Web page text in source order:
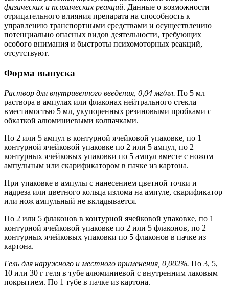
физических и психических реакций. Данные о возможности
отрицательного влияния препарата на способность к
управлению транспортными средствами и осуществлению
потенциально опасных видов деятельности, требующих
особого внимания и быстроты психомоторных реакций,
отсутствуют.
Форма выпуска
Раствор для внутривенного введения, 0,04 мг/мл. По 5 мл
раствора в ампулах или флаконах нейтрального стекла
вместимостью 5 мл, укупоренных резиновыми пробками с
обкаткой алюминиевыми колпачками.
По 2 или 5 ампул в контурной ячейковой упаковке, по 1
контурной ячейковой упаковке по 2 или 5 ампул, по 2
контурных ячейковых упаковки по 5 ампул вместе с ножом
ампульным или скарификатором в пачке из картона.
При упаковке в ампулы с нанесением цветной точки и
надреза или цветного кольца излома на ампуле, скарификатор
или нож ампульный не вкладывается.
По 2 или 5 флаконов в контурной ячейковой упаковке, по 1
контурной ячейковой упаковке по 2 или 5 флаконов, по 2
контурных ячейковых упаковки по 5 флаконов в пачке из
картона.
Гель для наружного и местного применения, 0,002%. По 3, 5,
10 или 30 г геля в тубе алюминиевой с внутренним лаковым
покрытием. По 1 тубе в пачке из картона.